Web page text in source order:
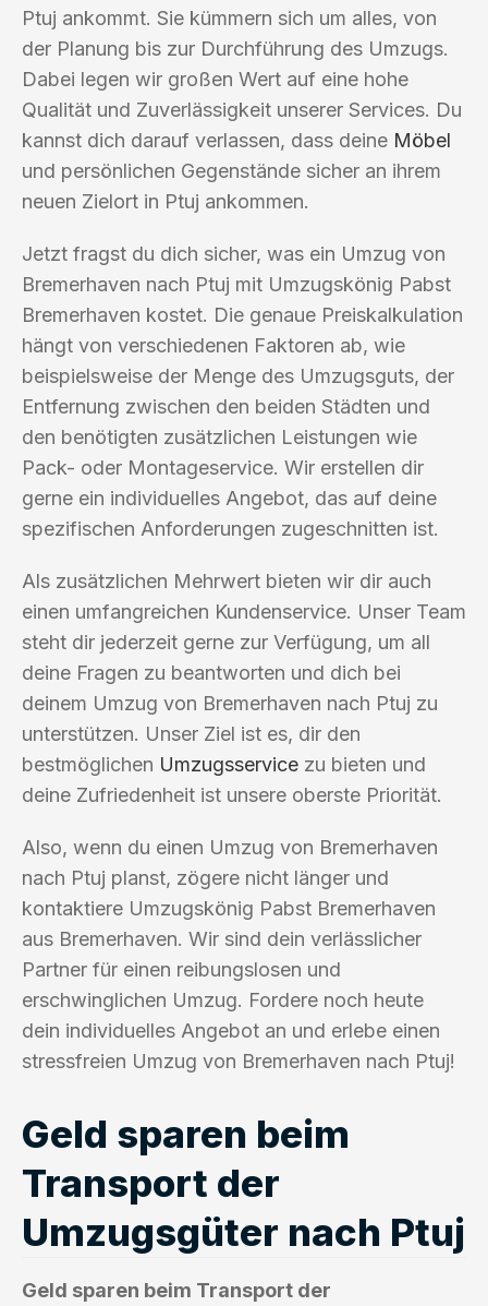
Ptuj ankommt. Sie kümmern sich um alles, von
der Planung bis zur Durchführung des Umzugs.
Dabei legen wir großen Wert auf eine hohe
Qualität und Zuverlässigkeit unserer Services. Du
kannst dich darauf verlassen, dass deine Möbel
und persönlichen Gegenstände sicher an ihrem
neuen Zielort in Ptuj ankommen.
Jetzt fragst du dich sicher, was ein Umzug von
Bremerhaven nach Ptuj mit Umzugskönig Pabst
Bremerhaven kostet. Die genaue Preiskalkulation
hängt von verschiedenen Faktoren ab, wie
beispielsweise der Menge des Umzugsguts, der
Entfernung zwischen den beiden Städten und
den benötigten zusätzlichen Leistungen wie
Pack- oder Montageservice. Wir erstellen dir
gerne ein individuelles Angebot, das auf deine
spezifischen Anforderungen zugeschnitten ist.
Als zusätzlichen Mehrwert bieten wir dir auch
einen umfangreichen Kundenservice. Unser Team
steht dir jederzeit gerne zur Verfügung, um all
deine Fragen zu beantworten und dich bei
deinem Umzug von Bremerhaven nach Ptuj zu
unterstützen. Unser Ziel ist es, dir den
bestmöglichen Umzugsservice zu bieten und
deine Zufriedenheit ist unsere oberste Priorität.
Also, wenn du einen Umzug von Bremerhaven
nach Ptuj planst, zögere nicht länger und
kontaktiere Umzugskönig Pabst Bremerhaven
aus Bremerhaven. Wir sind dein verlässlicher
Partner für einen reibungslosen und
erschwinglichen Umzug. Fordere noch heute
dein individuelles Angebot an und erlebe einen
stressfreien Umzug von Bremerhaven nach Ptuj!
Geld sparen beim
Transport der
Umzugsgüter nach Ptuj
Geld sparen beim Transport der